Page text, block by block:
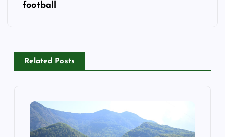
v
football
Related Posts